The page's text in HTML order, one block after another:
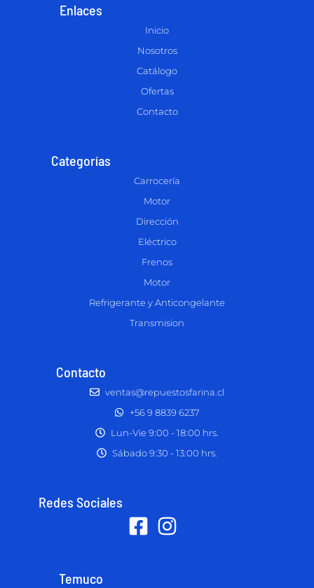
Enlaces
Inicio
Nosotros
Catálogo
Ofertas
Contacto
Categorías
Carrocería
Motor
Dirección
Eléctrico
Frenos
Motor
Refrigerante y Anticongelante
Transmision
Contacto
ventas@repuestosfarina.cl
+56 9 8839 6237
Lun-Vie 9:00 - 18:00 hrs.
Sábado 9:30 - 13:00 hrs.
Redes Sociales
Temuco